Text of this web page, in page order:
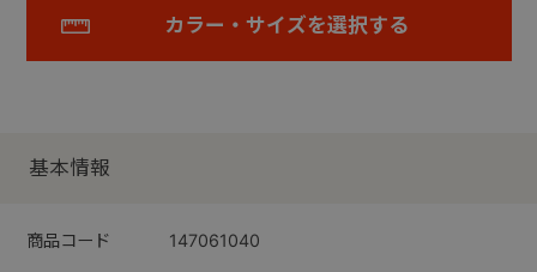
カラー・サイズを選択する
基本情報
商品コード 147061040